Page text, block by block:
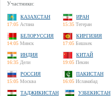
Участники:
КАЗАХСТАН
17:05 Астана
ИРАН
15:35 Тегеран
БЕЛОРУССИЯ
14:05 Минск
КИРГИЗИЯ
17:05 Бишкек
ИНДИЯ
16:35 Дели
КИТАЙ
19:05 Пекин
РОССИЯ
15:05 Москва
ПАКИСТАН
16:05 Исламабад
ТАДЖИКИСТАН
УЗБЕКИСТАН